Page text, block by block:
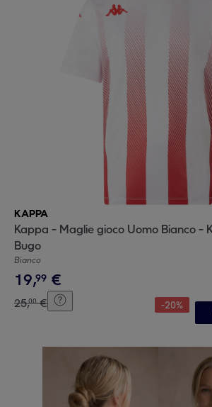
KAPPA
Kappa - Maglie gioco Uomo Bianco -
Bugo
Bianco
19,99 €
25,00 € -20%